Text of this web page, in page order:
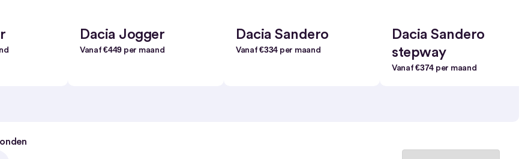
Dacia Jogger
Vanaf€449 per maand
Dacia Sandero
Vanaf€334 per maand
Dacia Sandero
stepway
Vanaf€374 per maand